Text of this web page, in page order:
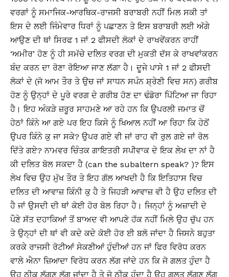
ਵਰਗਾਂ ਨੂੰ ਸਮਾਜਿਕ-ਆਰਥਿਕ-ਰਾਜਸੀ ਬਰਾਬਰੀ ਨਹੀਂ ਮਿਲ ਸਕੀ ਤਾਂ
ਇਸ ਦੇ ਲਈ ਜਿੰਮੇਵਾਰ ਧਿਰਾਂ ਨੂੰ ਪਛਾਣਨ ਤੇ ਇਸ ਬਰਾਬਰੀ ਲਈ ਅੱਗੇ
ਆਉਣ ਦੀ ਥਾਂ ਸਿਰਫ 1 ਜਾਂ 2 ਫੀਸਦੀ ਲੋਕਾਂ ਦੇ ਰਾਖਵੇਂਕਰਨ ਰਾਹੀਂ
‘ਅਮੀਰ’ ਹੋਣ ਨੂੰ ਹੀ ਸਮੱਚੇ ਦਲਿਤ ਵਰਗ ਦੀ ਮੁਕਤੀ ਦੱਸ ਕੇ ਰਾਖਵਾਂਕਰਨ
ਬੰਦ ਕਰਨ ਦਾ ਰੋਣਾ ਰੋਇਆ ਜਾਣ ਲੱਗਾ ਹੈ। ਦੂਜੇ ਪਾਸੇ 1 ਜਾਂ 2 ਫੀਸਦੀ
ਲੋਕਾਂ ਦੇ (ਜੋ ਆਮ ਤੌਰ ਤੇ ਉਚ ਜਾਂ ਸਾਧਨ ਸਪੰਨ ਸ਼੍ਰੇਣੀ ਵਿਚ ਸਨ) ਗਰੀਬ
ਹੋਣ ਨੂੰ ਉਨ੍ਹਾਂ ਦੇ ਪੂਰੇ ਵਰਗ ਦੇ ਗਰੀਬ ਹੋਣ ਦਾ ਢੰਡੋਰਾ ਪਿੱਟਿਆ ਜਾ ਰਿਹਾ
ਹੈ। ਇਹ ਅੰਕੜੇ ਜ਼ਰੂਰ ਸਾਹਮਣੇ ਆ ਰਹੇ ਹਨ ਕਿ ਉਪਰਲੀ ਜਮਾਤ ਚੋਂ
ਹੇਠਾਂ ਕਿੰਨੇ ਆ ਗਏ ਪਰ ਇਹ ਕਿਸੇ ਨੂੰ ਖਿਆਲ ਨਹੀਂ ਆ ਰਿਹਾ ਕਿ ਹੇਠੋਂ
ਉਪਰ ਕਿੰਨੇ ਕੁ ਜਾ ਸਕੇ? ਉਪਰ ਗਏ ਵੀ ਜਾਂ ਰਾਹ ਵੀ ਰੁਲ ਗਏ ਜਾਂ ਰੋਲ
ਦਿੱਤੇ ਗਏ? ਨਾਮਵਰ ਚਿੰਤਕ ਗਾਇਤਰੀ ਸਪੀਵਾਕ ਦੇ ਇਕ ਲੇਖ ਦਾ ਨਾਂ ਹੈ
ਕੀ ਦਲਿਤ ਬੋਲ ਸਕਦਾ ਹੈ (can the subaltern speak? )? ਇਸ
ਲੇਖ ਵਿਚ ਉਹ ਮੁੱਖ ਤੌਰ ਤੇ ਇਹ ਗੱਲ ਆਖਦੀ ਹੈ ਕਿ ਇਤਿਹਾਸ ਵਿਚ
ਦਲਿਤ ਦੀ ਆਵਾਜ਼ ਕਿੰਨੀ ਕੁ ਹੈ ਤੇ ਜਿਹੜੀ ਆਵਾਜ਼ ਵੀ ਹੈ ਉਹ ਦਲਿਤ ਦੀ
ਹੈ ਜਾਂ ਉਸਦੀ ਦੀ ਥਾਂ ਕੋਈ ਹੋਰ ਬੋਲ ਰਿਹਾ ਹੈ। ਜਿਨ੍ਹਾਂ ਨੂੰ ਅਜ਼ਾਦੀ ਦੇ
ਪੌਣੇ ਸੱਤ ਦਹਾਕਿਆਂ ਤੋਂ ਬਾਅਦ ਵੀ ਆਪਣੇ ਹੱਕ ਨਹੀਂ ਮਿਲੇ ਉਹ ਚੁੱਪ ਹਨ
ਤੇ ਉਨ੍ਹਾਂ ਦੀ ਥਾਂ ਵੀ ਕਦੇ ਕਦੇ ਕੋਈ ਹੋਰ ਈ ਬਲੋ ਜਾਂਦਾ ਹੈ ਜਿਸਨੇ ਬਹੁਤਾ
ਕਰਕੇ ਰਾਜਸੀ ਰੋਟੀਆਂ ਸੇਕਣੀਆਂ ਹੁੰਦੀਆਂ ਹਨ ਜਾਂ ਫਿਰ ਵਿਰੋਧ ਕਰਨ
ਵਾਲੇ ਐਨਾ ਜ਼ਿਆਦਾ ਵਿਰੋਧ ਕਰਨ ਲੱਗ ਜਾਂਦੇ ਹਨ ਕਿ ਜੋ ਗਲਤ ਹੁੰਦਾ ਹੈ
ਉਹ ਠੀਕ ਲੱਗਣ ਲੱਗ ਜਾਂਦਾ ਹੈ ਤੇ ਜੋ ਠੀਕ ਹੁੰਦਾ ਹੈ ਉਹ ਗਲਤ ਲੱਗਣ ਲੱਗ